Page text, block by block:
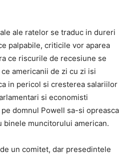
ale ratelor se traduc in dureri
palpabile, criticile vor aparea
ce riscurile de recesiune se
americanii de zi cu zi isi
in pericol si cresterea salariilor
si economisti
domnul Powell sa-si opreasca
binele muncitorului american.
un comitet, dar presedintele